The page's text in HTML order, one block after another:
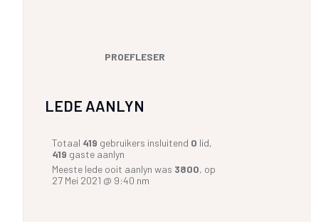
PROEFLESER
LEDE AANLYN
Totaal 419 gebruikers insluitend 0 lid,
419 gaste aanlyn
Meeste lede ooit aanlyn was 3800, op
27 Mei 2021 @ 9:40 nm